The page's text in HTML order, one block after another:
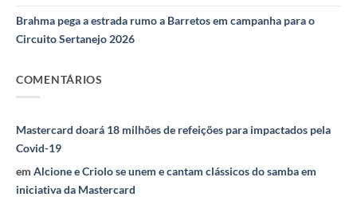
Brahma pega a estrada rumo a Barretos em campanha para o
Circuito Sertanejo 2026
COMENTÁRIOS
Mastercard doará 18 milhões de refeições para impactados pela
Covid-19
em Alcione e Criolo se unem e cantam clássicos do samba em
iniciativa da Mastercard